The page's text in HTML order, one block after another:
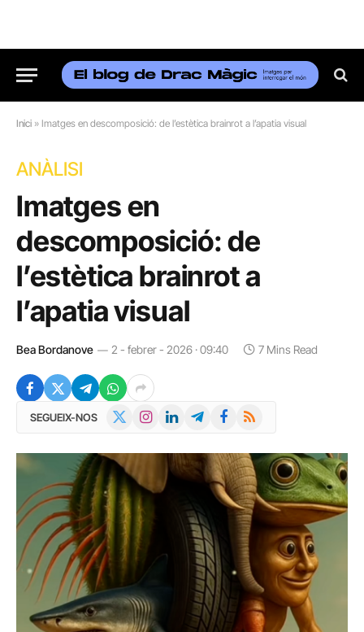
Inici » Imatges en descomposició: de l’estètica brainrot a l’apatia visual
ANÀLISI
Imatges en
descomposició: de
l’estètica brainrot a
l’apatia visual
Bea Bordanove 2 - febrer - 2026 · 09:40 7 Mins Read
SEGUEIX-NOS InstagramLinkedInTelegramFacebook
RSS